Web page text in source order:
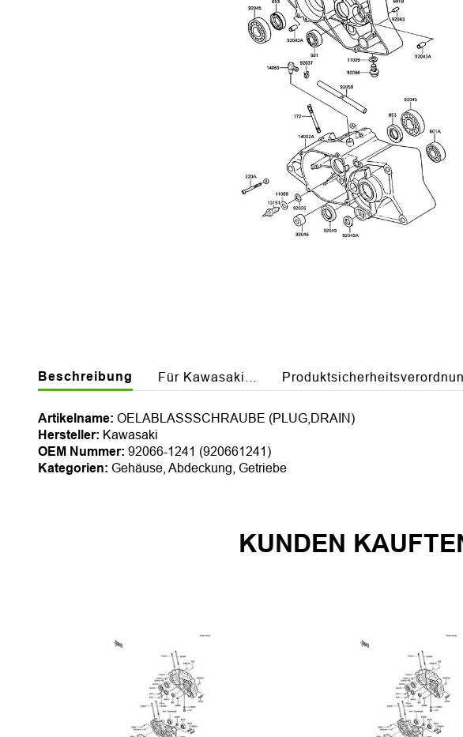
Beschreibung Für Kawasaki...
Artikelname: OELABLASSSCHRAUBE (PLUG,DRAIN)
Hersteller: Kawasaki
OEM Nummer: 92066-1241 (920661241)
Kategorien: Gehäuse, Abdeckung, Getriebe
KUNDEN